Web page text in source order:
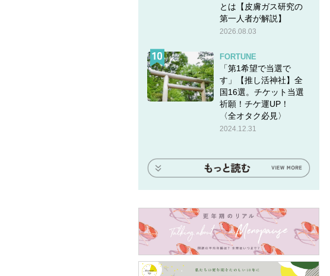
とは【皮膚ガス研究の
第一人者が解説】
2026.08.03
FORTUNE
「第1希望で当選で
す」【推し活神社】全
国16選。チケット当選
祈願！チケ運UP！
〈全オタク必見〉
2024.12.31